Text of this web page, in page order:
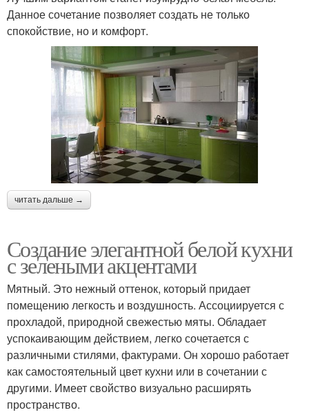
Данное сочетание позволяет создать не только
спокойствие, но и комфорт.
читать дальше →
Создание элегантной белой кухни
с зелеными акцентами
Мятный. Это нежный оттенок, который придает
помещению легкость и воздушность. Ассоциируется с
прохладой, природной свежестью мяты. Обладает
успокаивающим действием, легко сочетается с
различными стилями, фактурами. Он хорошо работает
как самостоятельный цвет кухни или в сочетании с
другими. Имеет свойство визуально расширять
пространство.